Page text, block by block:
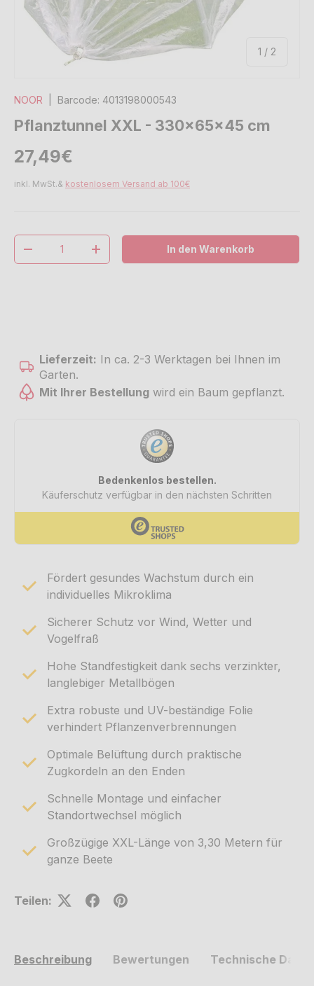
1 / von
2
NOOR Barcode: 4013198000543
Pflanztunnel XXL - 330x65x45 cm
Normaler Preis
27,49€
inkl. MwSt.& kostenlosem Versand ab 100€
Anzahl
Menge verringernMenge erhöhenIn den Warenkorb
Lieferzeit: In ca. 2-3 Werktagen bei Ihnen im
Garten.
Mit Ihrer Bestellung wird ein Baum gepflanzt.
Fördert gesundes Wachstum durch ein
individuelles Mikroklima
Sicherer Schutz vor Wind, Wetter und
Vogelfraß
Hohe Standfestigkeit dank sechs verzinkter,
langlebiger Metallbögen
Extra robuste und UV-beständige Folie
verhindert Pflanzenverbrennungen
Optimale Belüftung durch praktische
Zugkordeln an den Enden
Schnelle Montage und einfacher
Standortwechsel möglich
Großzügige XXL-Länge von 3,30 Metern für
ganze Beete
Teilen:
Beschreibung Bewertungen Technische Daten